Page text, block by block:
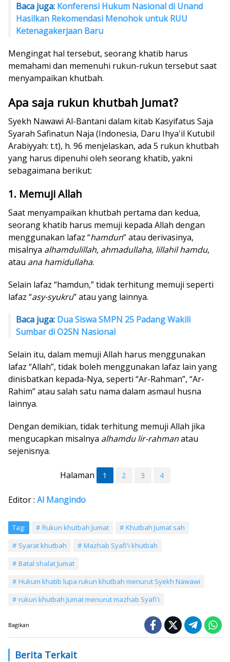
Baca juga: Konferensi Hukum Nasional di Unand
Hasilkan Rekomendasi Menohok untuk RUU
Ketenagakerjaan Baru
Mengingat hal tersebut, seorang khatib harus
memahami dan memenuhi rukun-rukun tersebut saat
menyampaikan khutbah.
Apa saja rukun khutbah Jumat?
Syekh Nawawi Al-Bantani dalam kitab Kasyifatus Saja
Syarah Safinatun Naja (Indonesia, Daru Ihya'il Kutubil
Arabiyyah: t.t), h. 96 menjelaskan, ada 5 rukun khutbah
yang harus dipenuhi oleh seorang khatib, yakni
sebagaimana berikut:
1. Memuji Allah
Saat menyampaikan khutbah pertama dan kedua,
seorang khatib harus memuji kepada Allah dengan
menggunakan lafaz “hamdun” atau derivasinya,
misalnya alhamdulillah, ahmadullaha, lillahil hamdu,
atau ana hamidullaha.
Selain lafaz “hamdun,” tidak terhitung memuji seperti
lafaz “asy-syukru” atau yang lainnya.
Baca juga: Dua Siswa SMPN 25 Padang Wakili
Sumbar di O2SN Nasional
Selain itu, dalam memuji Allah harus menggunakan
lafaz “Allah”, tidak boleh menggunakan lafaz lain yang
dinisbatkan kepada-Nya, seperti “Ar-Rahman”, “Ar-
Rahim” atau salah satu nama dalam asmaul husna
lainnya.
Dengan demikian, tidak terhitung memuji Allah jika
mengucapkan misalnya alhamdu lir-rahmanatau
sejenisnya.
Halaman 1 2 3 4
Editor : Al Mangindo
Tag: Rukun khutbah Jumat
Khutbah Jumat sah
Syarat khutbah
Mazhab Syafi'i khutbah
Batal shalat Jumat
Hukum khatib lupa rukun khutbah menurut Syekh Nawawi
rukun khutbah Jumat menurut mazhab Syafi'i
Bagikan
Berita Terkait